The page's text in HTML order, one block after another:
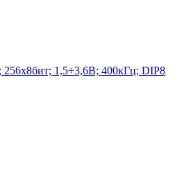
1,5÷3,6В; 400кГц; DIP8